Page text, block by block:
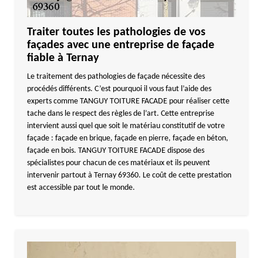
Traiter toutes les pathologies de vos
façades avec une entreprise de façade
fiable à Ternay
Le traitement des pathologies de façade nécessite des
procédés différents. C’est pourquoi il vous faut l’aide des
experts comme TANGUY TOITURE FACADE pour réaliser cette
tache dans le respect des règles de l’art. Cette entreprise
intervient aussi quel que soit le matériau constitutif de votre
façade : façade en brique, façade en pierre, façade en béton,
façade en bois. TANGUY TOITURE FACADE dispose des
spécialistes pour chacun de ces matériaux et ils peuvent
intervenir partout à Ternay 69360. Le coût de cette prestation
est accessible par tout le monde.